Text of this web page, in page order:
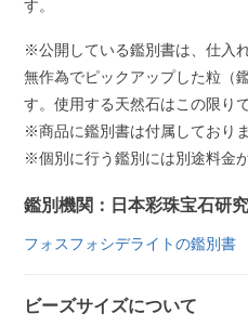
す。
※公開している鑑別書は、仕入
無作為でピックアップした粒（
す。使用する天然石はこの限り
※商品に鑑別書は付属しており
※個別に行う鑑別には別途料金
鑑別機関：日本彩珠宝石研
フォスフォシデライトの鑑別書
ビーズサイズについて